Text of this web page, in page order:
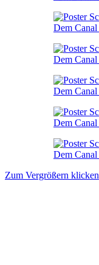
Zum Vergrößern klicken